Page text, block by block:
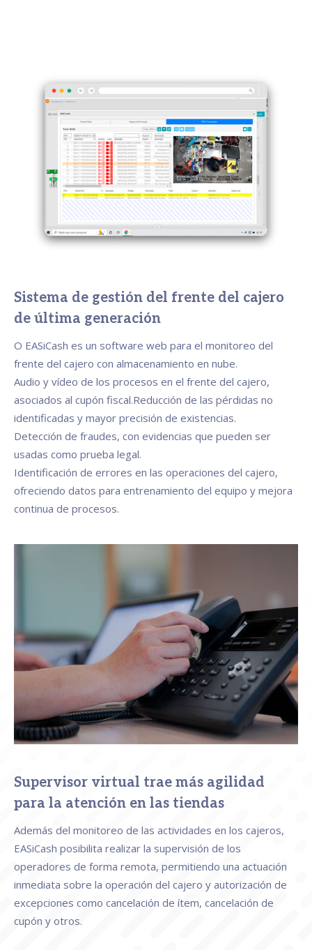
Sistema de gestión del frente del cajero
de última generación
O EASiCash es un software web para el monitoreo del
frente del cajero con almacenamiento en nube.
Audio y vídeo de los procesos en el frente del cajero,
asociados al cupón fiscal.Reducción de las pérdidas no
identificadas y mayor precisión de existencias.
Detección de fraudes, con evidencias que pueden ser
usadas como prueba legal.
Identificación de errores en las operaciones del cajero,
ofreciendo datos para entrenamiento del equipo y mejora
continua de procesos.
Supervisor virtual trae más agilidad
para la atención en las tiendas
Además del monitoreo de las actividades en los cajeros,
EASiCash posibilita realizar la supervisión de los
operadores de forma remota, permitiendo una actuación
inmediata sobre la operación del cajero y autorización de
excepciones como cancelación de ítem, cancelación de
cupón y otros.